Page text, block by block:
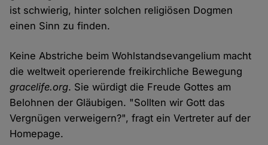
ist schwierig, hinter solchen religiösen Dogmen
einen Sinn zu finden.
Keine Abstriche beim Wohlstandsevangelium macht
die weltweit operierende freikirchliche Bewegung
gracelife.org. Sie würdigt die Freude Gottes am
Belohnen der Gläubigen. "Sollten wir Gott das
Vergnügen verweigern?", fragt ein Vertreter auf der
Homepage.